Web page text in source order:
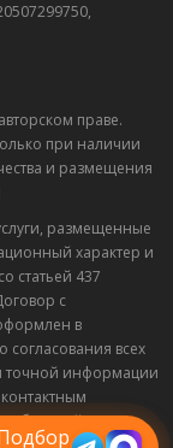
праве.
при наличии
и размещения
размещенные
характер и
статьей 437
с
в
всех
точной информации
обратной связи.
в Telegram или MAX —
скидки